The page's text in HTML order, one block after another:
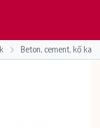
Beton, cement, kő